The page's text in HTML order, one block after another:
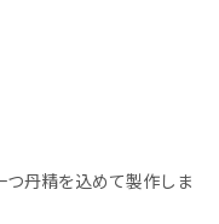
つ丹精を込めて製作しま